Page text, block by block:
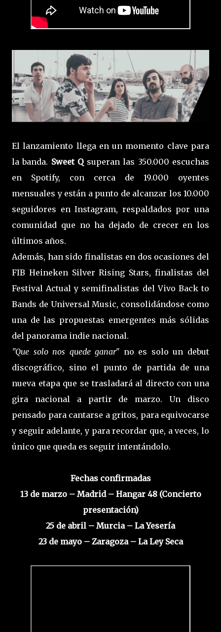
El lanzamiento llega en un momento clave para
la banda. Sweet Qsuperan las 350.000 escuchas
en Spotify, con cerca de 19.000 oyentes
mensuales y están a punto de alcanzar los 10.000
seguidores en Instagram, respaldados por una
comunidad que no ha dejado de crecer en los
últimos años.
Además, han sido finalistas en dos ocasiones del
FIB Heineken Silver Rising Stars, finalistas del
Festival Actual y semifinalistas del Vivo Back to
Bands de Universal Music, consolidándose como
una de las propuestas emergentes más sólidas
del panorama indie nacional.
"Que solo nos quede ganar" no es solo un debut
discográfico, sino el punto de partida de una
nueva etapa que se trasladará al directo con una
gira nacional a partir de marzo. Un disco
pensado para cantarse a gritos, para equivocarse
y seguir adelante, y para recordar que, a veces, lo
único que queda es seguir intentándolo.
Fechas confirmadas
13 de marzo – Madrid – Hangar 48 (Concierto
presentación)
25 de abril – Murcia – La Yesería
23 de mayo – Zaragoza – La Ley Seca